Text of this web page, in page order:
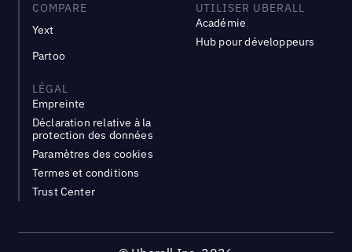
COMPARE
Yext
Partoo
UTILISER UBERALL
Académie
Hub pour développeurs
LÉGAL
Empreinte
Déclaration relative à la
protection des données
Paramètres des cookies
Termes et conditions
Trust Center